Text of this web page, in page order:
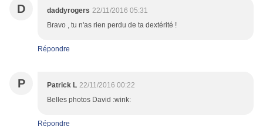
D daddyrogers 22/11/2016 05:31
Bravo , tu n'as rien perdu de ta dextérité !
Répondre
P Patrick L 22/11/2016 00:22
Belles photos David :wink:
Répondre